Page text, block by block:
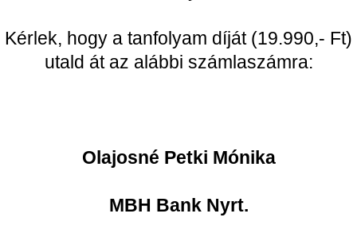
Kérlek, hogy a tanfolyam díját (19.990,- Ft)
utald át az alábbi számlaszámra:
Olajosné Petki Mónika
MBH Bank Nyrt.